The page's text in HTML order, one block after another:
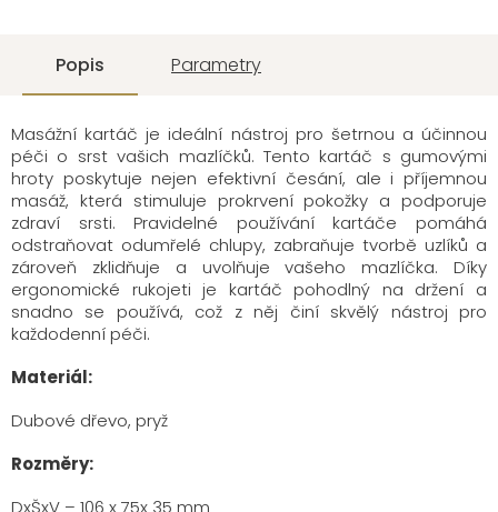
Popis Parametry
Masážní kartáč je ideální nástroj pro šetrnou a účinnou
péči o srst vašich mazlíčků. Tento kartáč s gumovými
hroty poskytuje nejen efektivní česání, ale i příjemnou
masáž, která stimuluje prokrvení pokožky a podporuje
zdraví srsti. Pravidelné používání kartáče pomáhá
odstraňovat odumřelé chlupy, zabraňuje tvorbě uzlíků a
zároveň zklidňuje a uvolňuje vašeho mazlíčka. Díky
ergonomické rukojeti je kartáč pohodlný na držení a
snadno se používá, což z něj činí skvělý nástroj pro
každodenní péči.
Materiál:
Dubové dřevo, pryž
Rozměry: